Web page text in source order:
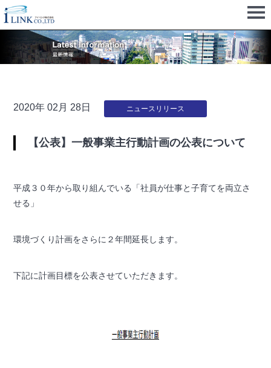
2020年 02月 28日 ニュースリリース
【公表】一般事業主行動計画の公表について
平成３０年から取り組んでいる「社員が仕事と子育てを両立さ
せる」
環境づくり計画をさらに２年間延長します。
下記に計画目標を公表させていただきます。